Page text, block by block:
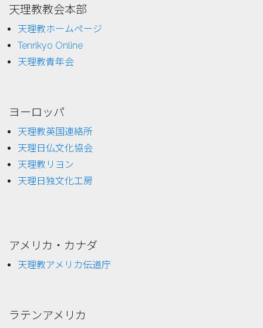
天理教教会本部
天理教ホームページ
Tenrikyo Online
天理教青年会
ヨーロッパ
天理教英国連絡所
天理日仏文化協会
天理教リヨン
天理日独文化工房
アメリカ・カナダ
天理教アメリカ伝道庁
ラテンアメリカ